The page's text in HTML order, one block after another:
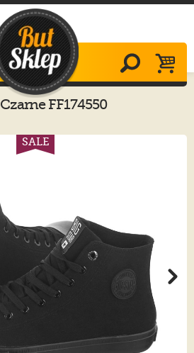
Czarne FF174550
SALE